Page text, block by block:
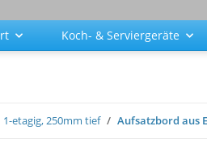
Koch- & Serviergeräte
etagig, 250mm tief Aufsatzbord aus